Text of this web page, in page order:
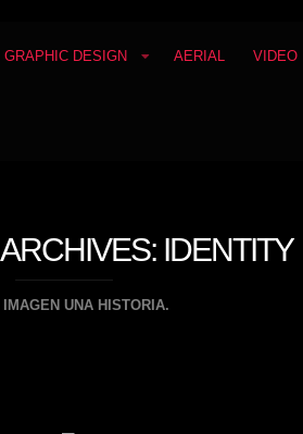
GRAPHIC DESIGN AERIAL VIDEO
IDENTITY
UNA HISTORIA.